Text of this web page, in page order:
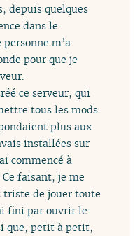
depuis quelques
dans le
m’a
pour que je
ce serveur, qui
tous les mods
plus aux
installées sur
commencé à
faisant, je me
triste de jouer toute
fini par ouvrir le
que, petit à petit,